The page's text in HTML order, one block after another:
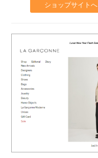
ショップサイトへ